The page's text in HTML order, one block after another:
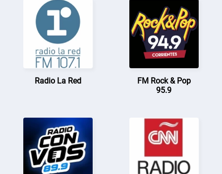
Radio La Red
FM Rock & Pop
95.9